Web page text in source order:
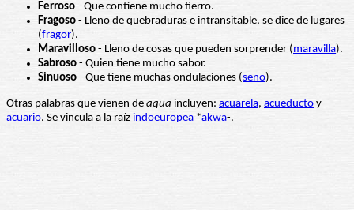
Ferroso - Que contiene mucho fierro.
Fragoso - Lleno de quebraduras e intransitable, se dice de lugares
(fragor).
Maravilloso - Lleno de cosas que pueden sorprender (maravilla).
Sabroso - Quien tiene mucho sabor.
Sinuoso - Que tiene muchas ondulaciones (seno).
Otras palabras que vienen de aqua incluyen: acuarela, acueducto y
acuario. Se vincula a la raíz indoeuropea *akwa-.